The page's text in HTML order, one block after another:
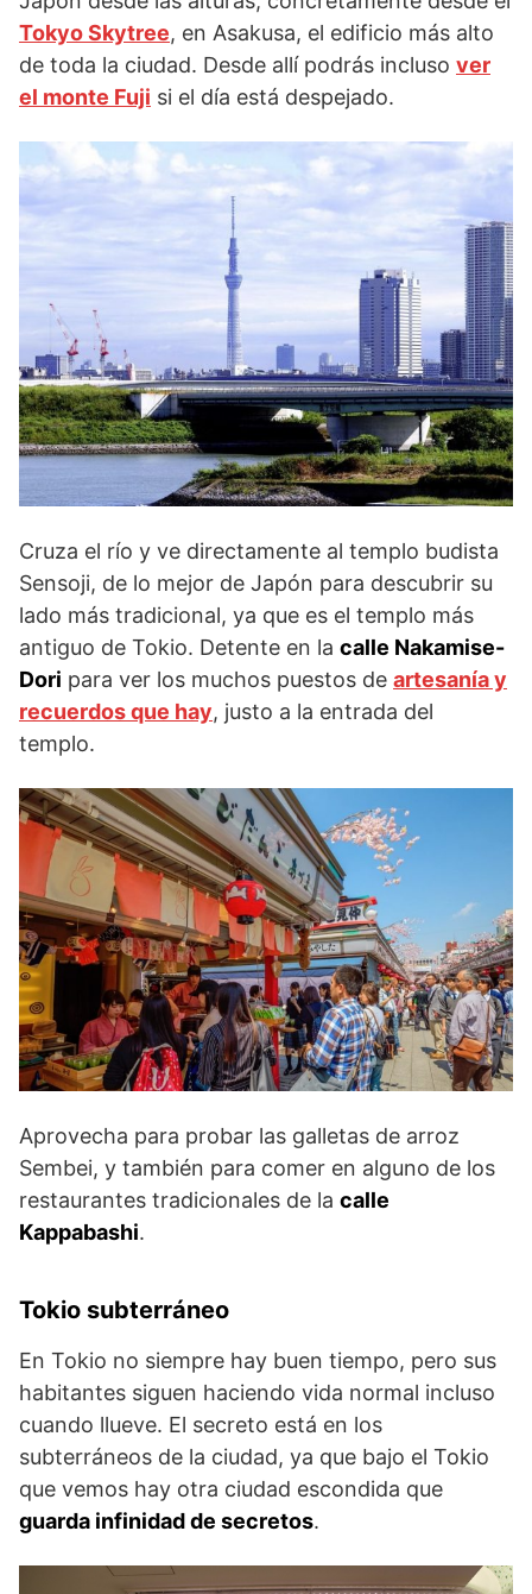
Tokyo Skytree, en Asakusa, el edificio más alto
de toda la ciudad. Desde allí podrás incluso ver
el monte Fuji si el día está despejado.
Cruza el río y ve directamente al templo budista
Sensoji, de lo mejor de Japón para descubrir su
lado más tradicional, ya que es el templo más
antiguo de Tokio. Detente en la calle Nakamise-
Dori para ver los muchos puestos de artesanía y
recuerdos que hay, justo a la entrada del
templo.
Aprovecha para probar las galletas de arroz
Sembei, y también para comer en alguno de los
restaurantes tradicionales de la calle
Kappabashi.
Tokio subterráneo
En Tokio no siempre hay buen tiempo, pero sus
habitantes siguen haciendo vida normal incluso
cuando llueve. El secreto está en los
subterráneos de la ciudad, ya que bajo el Tokio
que vemos hay otra ciudad escondida que
guarda infinidad de secretos.